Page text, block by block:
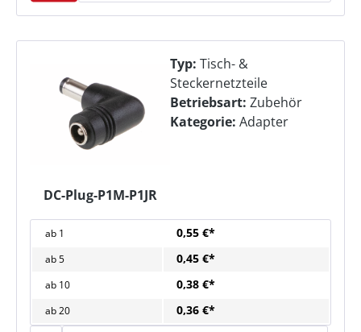
DC-Plug-P1M-P1JR
Typ: Tisch- &
Steckernetzteile
Betriebsart: Zubehör
Kategorie: Adapter
ab 1 0,55 €*
ab5 0,45 €*
ab 10 0,38 €*
ab20 0,36 €*